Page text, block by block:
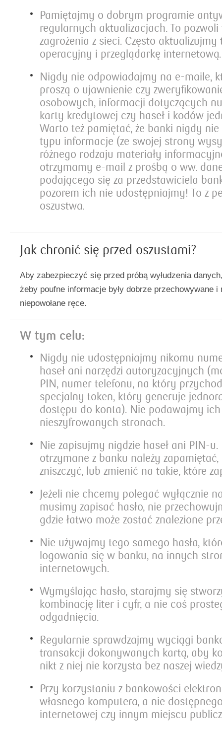
Pamiętajmy o dobrym programie
regularnych aktualizacjach. To
zagrożenia z sieci. Często aktualizujmy
operacyjny i przeglądarkę internetową.
Nigdy nie odpowiadajmy na e-maile,
proszą o ujawnienie czy
osobowych, informacji dotyczących
karty kredytowej czy haseł i kodów
Warto też pamiętać, że banki nigdy
typu informacje (ze swojej strony
różnego rodzaju materiały
otrzymamy e-mail z prośbą o ww.
podającego się za przedstawiciela
pozorem ich nie udostępniajmy! To z
oszustwa.
Jak chronić się przed oszustami?
Aby zabezpieczyć się przed próbą wyłudzenia
żeby poufne informacje były dobrze przechowywane i
niepowołane ręce.
W tym celu:
Nigdy nie udostępniajmy nikomu
haseł ani narzędzi autoryzacyjnych
PIN, numer telefonu, na który
specjalny token, który generuje
dostępu do konta). Nie podawajmy
nieszyfrowanych stronach.
Nie zapisujmy nigdzie haseł ani PIN-u.
otrzymane z banku należy
zniszczyć, lub zmienić na takie, które
Jeżeli nie chcemy polegać wyłącznie
musimy zapisać hasło, nie
gdzie łatwo może zostać znalezione
Nie używajmy tego samego hasła,
logowania się w banku, na innych
internetowych.
Wymyślając hasło, starajmy się
kombinację liter i cyfr, a nie coś
odgadnięcia.
Regularnie sprawdzajmy wyciągi
transakcji dokonywanych kartą, aby
nikt z niej nie korzysta bez naszej
Przy korzystaniu z bankowości
własnego komputera, a nie
internetowej czy innym miejscu